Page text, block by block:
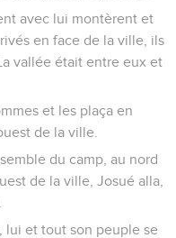
avec lui montèrent et
en face de la ville, ils
vallée était entre eux et
et les plaça en
de la ville.
du camp, au nord
de la ville, Josué alla,
lui et tout son peuple se